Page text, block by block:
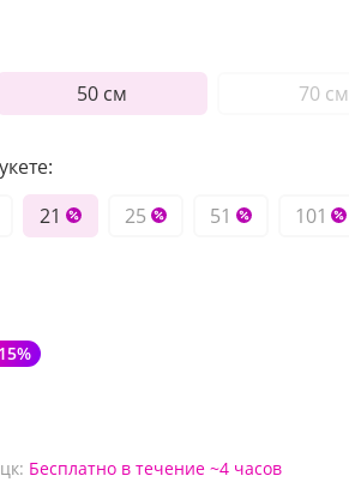
50 см 70 см
21 25 51 101
Бесплатно в течение ~4 часов